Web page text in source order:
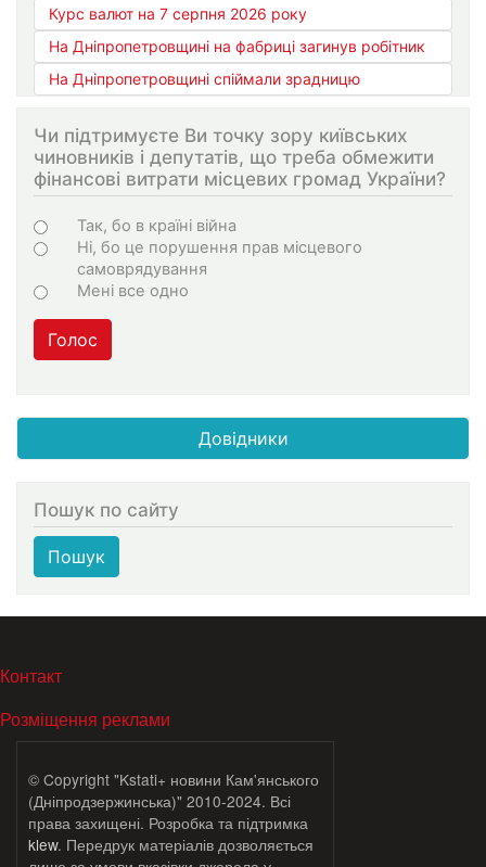
Курс валют на 7 серпня 2026 року
На Дніпропетровщині на фабриці загинув робітник
На Дніпропетровщині спіймали зрадницю
Чи підтримуєте Ви точку зору київських
чиновників і депутатів, що треба обмежити
фінансові витрати місцевих громад України?
Choices
Так, бо в країні війна
Ні, бо це порушення прав місцевого
самоврядування
Мені все одно
Голос
Довідники
Пошук по сайту
Пошук
МЕНЮ В ПОДВАЛЕ
Контакт
Розміщення реклами
© Copyright "Kstati+ новини Кам'янського
(Дніпродзержинська)" 2010-2024. Всі
права захищені. Розробка та підтримка
klew. Передрук матеріалів дозволяється